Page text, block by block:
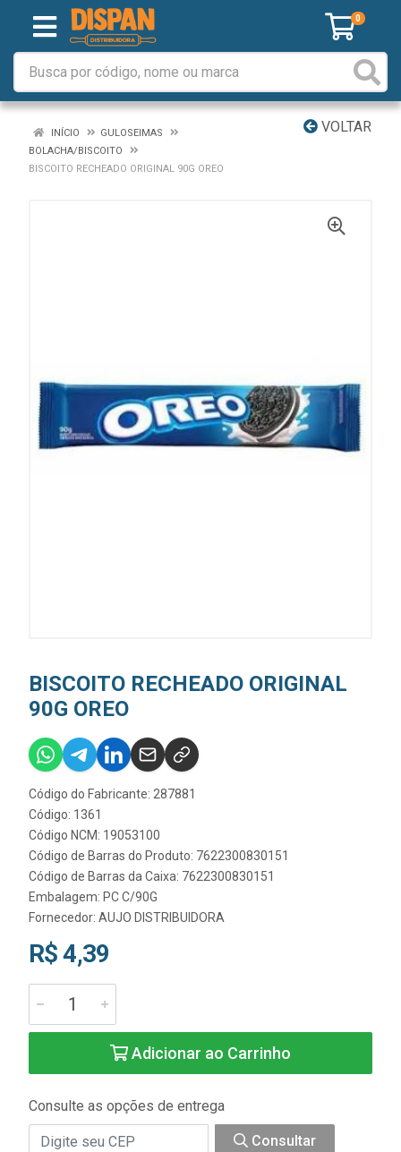
0
VOLTAR
INÍCIO
GULOSEIMAS
BOLACHA/BISCOITO
BISCOITO RECHEADO ORIGINAL 90G OREO
BISCOITO RECHEADO ORIGINAL
90G OREO
Código do Fabricante: 287881
Código: 1361
Código NCM: 19053100
Código de Barras do Produto: 7622300830151
Código de Barras da Caixa: 7622300830151
Embalagem: PC C/90G
Fornecedor: AUJO DISTRIBUIDORA
R$ 4,39
Adicionar ao Carrinho
Consulte as opções de entrega
Consultar